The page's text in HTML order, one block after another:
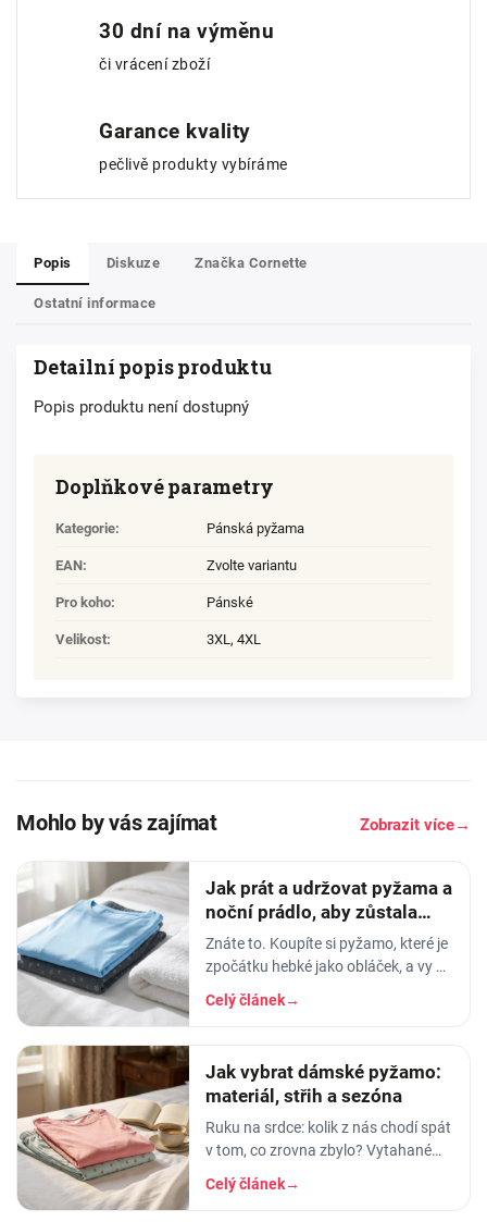
30 dní na výměnu
či vrácení zboží
Garance kvality
pečlivě produkty vybíráme
Popis Diskuze Značka Cornette
Ostatní informace
Detailní popis produktu
Popis produktu není dostupný
Doplňkové parametry
Kategorie: Pánská pyžama
EAN: Zvolte variantu
Pro koho: Pánské
Velikost: 3XL, 4XL
Mohlo by vás zajímat Zobrazit více→
Jak prát a udržovat pyžama a
noční prádlo, aby zůstala
měkká
Znáte to. Koupíte si pyžamo, které je
zpočátku hebké jako obláček, a vy v
něm usínáte s pocitem, že spíte v
luxusu. Po pár měsících praní z něj…
Celý článek→
Jak vybrat dámské pyžamo:
materiál, střih a sezóna
Ruku na srdce: kolik z nás chodí spát
v tom, co zrovna zbylo? Vytahané
tričko po manželovi, staré legíny,
jedna nohavice nahoře, druhá dole.
Celý článek→